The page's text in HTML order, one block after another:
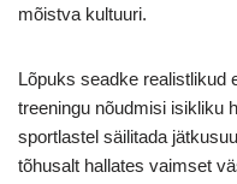
mõistva kultuuri.
Lõpuks seadke realistlikud
treeningu nõudmisi isikliku
sportlastel säilitada
tõhusalt hallates vaimset